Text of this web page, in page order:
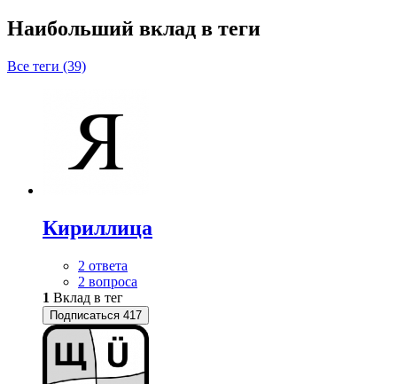
Наибольший вклад в теги
Все теги (39)
Кириллица
2 ответа
2 вопроса
1 Вклад в тег
Подписаться 417